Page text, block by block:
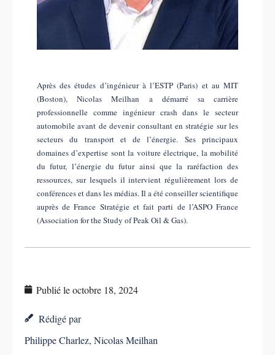
Après des études d’ingénieur à l’ESTP (Paris) et au MIT
(Boston), Nicolas Meilhan a démarré sa carrière
professionnelle comme ingénieur crash dans le secteur
automobile avant de devenir consultant en stratégie sur les
secteurs du transport et de l’énergie. Ses principaux
domaines d’expertise sont la voiture électrique, la mobilité
du futur, l’énergie du futur ainsi que la raréfaction des
ressources, sur lesquels il intervient régulièrement lors de
conférences et dans les médias. Il a été conseiller scientifique
auprès de France Stratégie et fait parti de l’ASPO France
(Association for the Study of Peak Oil & Gas).
Publié leoctobre 18, 2024
Rédigé par
Philippe Charlez, Nicolas Meilhan